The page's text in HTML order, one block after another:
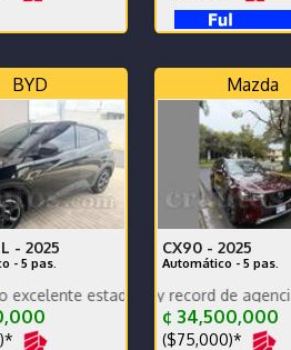
BYD
- 2025
- 5 pas.
estado revision reciente garantias
Mazda
CX90 - 2025
Automático - 5 pas.
y record de agencia
¢ 34,500,000
($75,000)*